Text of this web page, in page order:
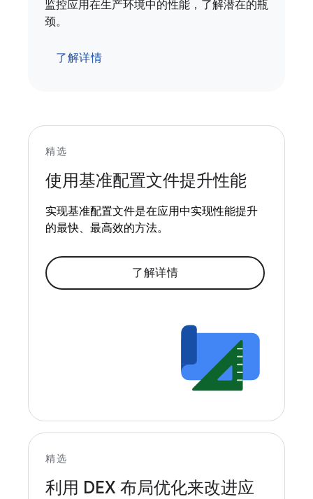
监控应用在生产环境中的性能，了解潜在的瓶
颈。
了解详情
精选
使用基准配置文件提升性能
实现基准配置文件是在应用中实现性能提升
的最快、最高效的方法。
了解详情
精选
利用 DEX 布局优化来改进应